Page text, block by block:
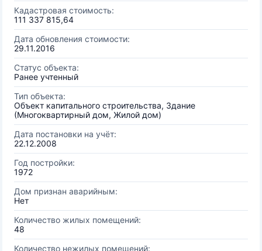
Кадастровая стоимость:
111 337 815,64
Дата обновления стоимости:
29.11.2016
Статус объекта:
Ранее учтенный
Тип объекта:
Объект капитального строительства, Здание
(Многоквартирный дом, Жилой дом)
Дата постановки на учёт:
22.12.2008
Год постройки:
1972
Дом признан аварийным:
Нет
Количество жилых помещений:
48
Количество нежилых помещений: